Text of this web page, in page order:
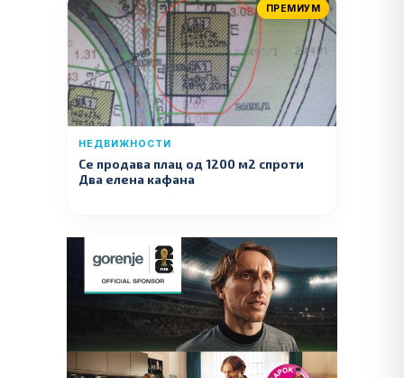
ПРЕМИУМ
НЕДВИЖНОСТИ
Се продава плац од 1200 м2 спроти
Два елена кафана